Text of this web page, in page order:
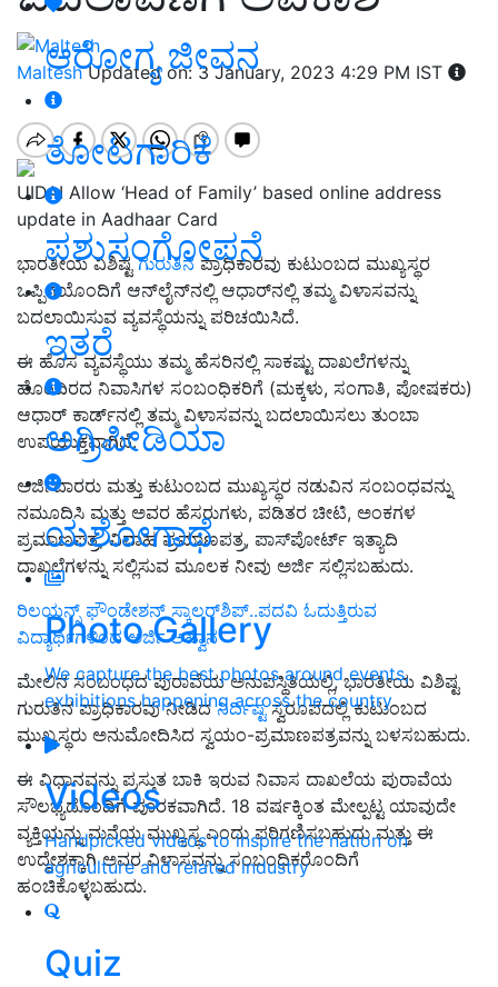
ಆರೋಗ್ಯ ಜೀವನ
ತೋಟಗಾರಿಕೆ
ಪಶುಸಂಗೋಪನೆ
ಇತರೆ
ಅಗ್ರಿಪೀಡಿಯಾ
ಯಶೋಗಾಥೆ
Photo Gallery
We capture the best photos around events,
exhibitions happening across the country
Videos
Handpicked videos to inspire the nation on
agriculture and related industry
Quiz
MalteshUpdated on: 3 January, 2023 4:29 PM IST
UIDAI Allow ‘Head of Family’ based online address
update in Aadhaar Card
ಭಾರತೀಯ ವಿಶಿಷ್ಟಗುರುತಿನ ಪ್ರಾಧಿಕಾರವು ಕುಟುಂಬದ ಮುಖ್ಯಸ್ಥರ
ಒಪ್ಪಿಗೆಯೊಂದಿಗೆ ಆನ್‌ಲೈನ್‌ನಲ್ಲಿ ಆಧಾರ್‌ನಲ್ಲಿ ತಮ್ಮ ವಿಳಾಸವನ್ನು
ಬದಲಾಯಿಸುವ ವ್ಯವಸ್ಥೆಯನ್ನು ಪರಿಚಯಿಸಿದೆ.
ಈ ಹೊಸ ವ್ಯವಸ್ಥೆಯು ತಮ್ಮ ಹೆಸರಿನಲ್ಲಿ ಸಾಕಷ್ಟು ದಾಖಲೆಗಳನ್ನು
ಹೊಂದಿರದ ನಿವಾಸಿಗಳ ಸಂಬಂಧಿಕರಿಗೆ (ಮಕ್ಕಳು, ಸಂಗಾತಿ, ಪೋಷಕರು)
ಆಧಾರ್ ಕಾರ್ಡ್‌ನಲ್ಲಿ ತಮ್ಮ ವಿಳಾಸವನ್ನು ಬದಲಾಯಿಸಲು ತುಂಬಾ
ಉಪಯುಕ್ತವಾಗಿದೆ.
ಅರ್ಜಿದಾರರು ಮತ್ತು ಕುಟುಂಬದ ಮುಖ್ಯಸ್ಥರ ನಡುವಿನ ಸಂಬಂಧವನ್ನು
ನಮೂದಿಸಿ ಮತ್ತು ಅವರ ಹೆಸರುಗಳು, ಪಡಿತರ ಚೀಟಿ, ಅಂಕಗಳ
ಪ್ರಮಾಣಪತ್ರ, ವಿವಾಹ ಪ್ರಮಾಣಪತ್ರ, ಪಾಸ್‌ಪೋರ್ಟ್ ಇತ್ಯಾದಿ
ದಾಖಲೆಗಳನ್ನು ಸಲ್ಲಿಸುವ ಮೂಲಕ ನೀವು ಅರ್ಜಿ ಸಲ್ಲಿಸಬಹುದು.
ರಿಲಯನ್ಸ್‌ ಫೌಂಡೇಶನ್‌ ಸ್ಕಾಲರ್‌ಶಿಪ್‌..ಪದವಿ ಓದುತ್ತಿರುವ
ವಿದ್ಯಾರ್ಥಿಗಳಿಂದ ಅರ್ಜಿ ಆಹ್ವಾನ
ಮೇಲಿನ ಸಂಬಂಧದ ಪುರಾವೆಯ ಅನುಪಸ್ಥಿತಿಯಲ್ಲಿ, ಭಾರತೀಯ ವಿಶಿಷ್ಟ
ಗುರುತಿನ ಪ್ರಾಧಿಕಾರವು ನೀಡಿದನಿರ್ದಿಷ್ಟಸ್ವರೂಪದಲ್ಲಿ ಕುಟುಂಬದ
ಮುಖ್ಯಸ್ಥರು ಅನುಮೋದಿಸಿದ ಸ್ವಯಂ-ಪ್ರಮಾಣಪತ್ರವನ್ನು ಬಳಸಬಹುದು.
ಈ ವಿಧಾನವನ್ನು ಪ್ರಸ್ತುತ ಬಾಕಿ ಇರುವ ನಿವಾಸ ದಾಖಲೆಯ ಪುರಾವೆಯ
ಸೌಲಭ್ಯದೊಂದಿಗೆ ಪೂರಕವಾಗಿದೆ. 18 ವರ್ಷಕ್ಕಿಂತ ಮೇಲ್ಪಟ್ಟ ಯಾವುದೇ
ವ್ಯಕ್ತಿಯನ್ನು ಮನೆಯ ಮುಖ್ಯಸ್ಥ ಎಂದು ಪರಿಗಣಿಸಬಹುದು ಮತ್ತು ಈ
ಉದ್ದೇಶಕ್ಕಾಗಿ ಅವರ ವಿಳಾಸವನ್ನು ಸಂಬಂಧಿಕರೊಂದಿಗೆ
ಹಂಚಿಕೊಳ್ಳಬಹುದು.